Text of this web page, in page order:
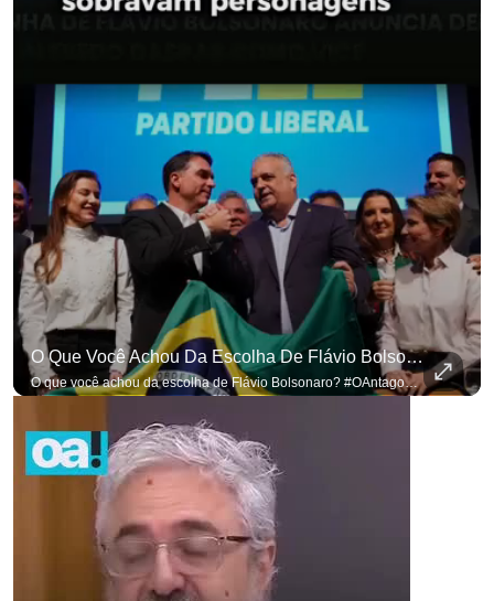
O Que Você Achou Da Escolha De Flávio Bolsonaro? #OAntagonista
O que você achou da escolha de Flávio Bolsonaro? #OAntagonista Se você busca informação com credibilidade, inscreva-se agora e ative o